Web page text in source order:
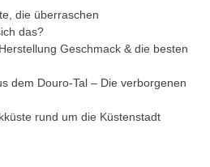
die überraschen
das?
Geschmack & die besten
dem Douro-Tal – Die verborgenen
rund um die Küstenstadt